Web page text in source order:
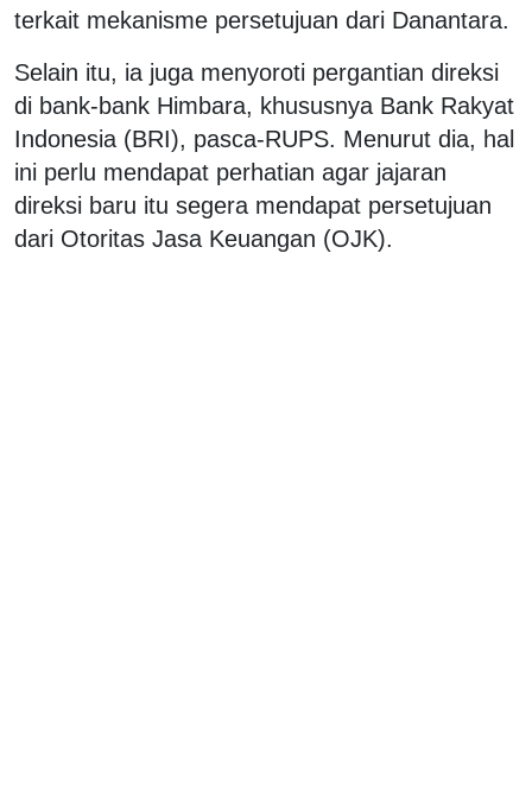
terkait mekanisme persetujuan dari Danantara.
Selain itu, ia juga menyoroti pergantian direksi
di bank-bank Himbara, khususnya Bank Rakyat
Indonesia (BRI), pasca-RUPS. Menurut dia, hal
ini perlu mendapat perhatian agar jajaran
direksi baru itu segera mendapat persetujuan
dari Otoritas Jasa Keuangan (OJK).